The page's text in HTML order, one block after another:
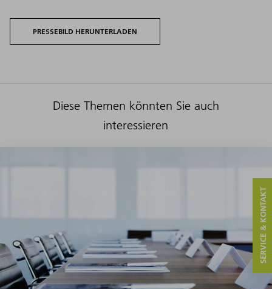
PRESSEBILD HERUNTERLADEN
Diese Themen könnten Sie auch
interessieren
SERVICE & KONTAKT